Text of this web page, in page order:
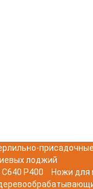
лоджий
P400
Ножи для